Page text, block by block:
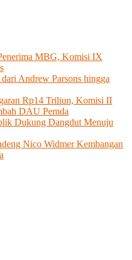
MBG, Komisi IX
Andrew Parsons hingga
Rp14 Triliun, Komisi II
DAU Pemda
Dukung Dangdut Menuju
Nico Widmer Kembangan